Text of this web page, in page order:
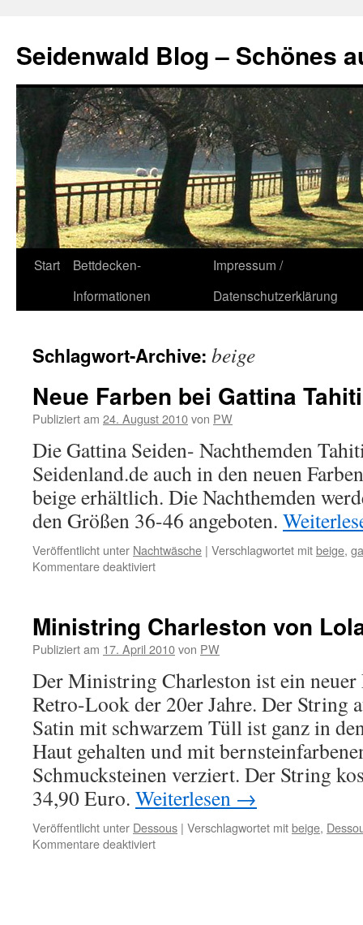
Seidenwald Blog – Schönes
Zum
Start
Bettdecken-
Informationen
Impressum /
Datenschutzerklärung
Schlagwort-Archive: beige
Neue Farben bei Gattina
Publiziert am 24. August 2010von PW
Die Gattina Seiden- Nachthemden
Seidenland.de auch in den neuen
beige erhältlich. Die Nachthemden
den Größen 36-46 angeboten.
Veröffentlicht unter Nachtwäsche | Verschlagwortet mitbeige,
Kommentare deaktiviertfür
Gattina
Tahiti
Seide
Ministring Charleston von
Publiziert am 17. April 2010von PW
Der Ministring Charleston ist ein
Retro-Look der 20er Jahre. Der String
Satin mit schwarzem Tüll ist ganz in
Haut gehalten und mit
Schmucksteinen verziert. Der String
34,90 Euro. Weiterlesen →
Veröffentlicht unter Dessous | Verschlagwortet mitbeige,
Kommentare deaktiviertfür